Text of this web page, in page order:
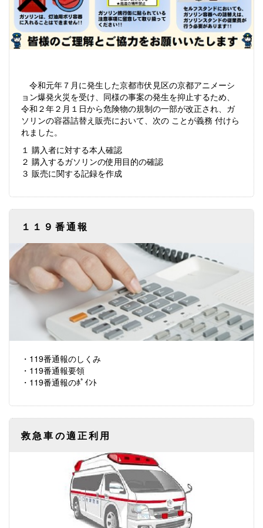
令和元年７月に発生した京都市伏見区の京都アニメーシ
ョン爆発火災を受け、同様の事案の発生を抑止するため、
令和２年２月１日から危険物の規制の一部が改正され、ガ
ソリンの容器詰替え販売において、次の ことが義務 付けら
れました。
１ 購入者に対する本人確認
２ 購入するガソリンの使用目的の確認
３ 販売に関する記録を作成
１１９番通報
・119番通報のしくみ
・119番通報要領
・119番通報のﾎﾟｲﾝﾄ
救急車の適正利用